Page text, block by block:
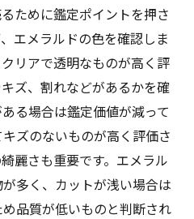
ために鑑定ポイントを押さ
エメラルドの色を確認しま
リアで透明なものが高く評
ズ、割れなどがあるかを確
る場合は鑑定価値が減って
ズのないものが高く評価さ
麗さも重要です。エメラル
多く、カットが浅い場合は
品質が低いものと判断され